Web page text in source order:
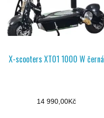
X-scooters XT01 1000 W černá
14 990,00Kč